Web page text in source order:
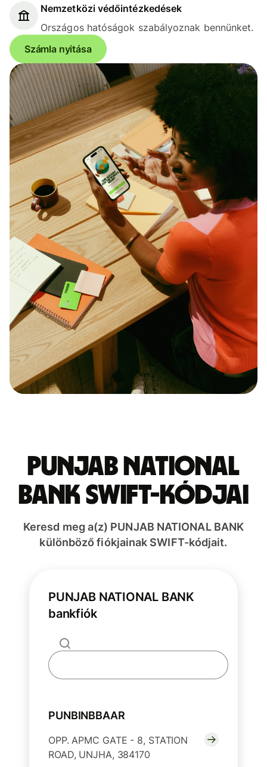
Nemzetközi védőintézkedések
Országos hatóságok szabályoznak bennünket.
Számla nyitása
PUNJAB NATIONAL
BANK SWIFT-kódjai
Keresd meg a(z) PUNJAB NATIONAL BANK
különböző fiókjainak SWIFT-kódjait.
PUNJAB NATIONAL BANK
bankfiók
PUNBINBBAAR
OPP. APMC GATE - 8, STATION
ROAD, UNJHA, 384170